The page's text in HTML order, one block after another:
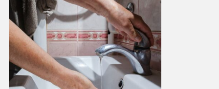
16:10, 22.07.2026